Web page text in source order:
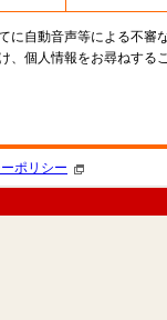
に自動音声等による不審
、個人情報をお尋ねする
ポリシー